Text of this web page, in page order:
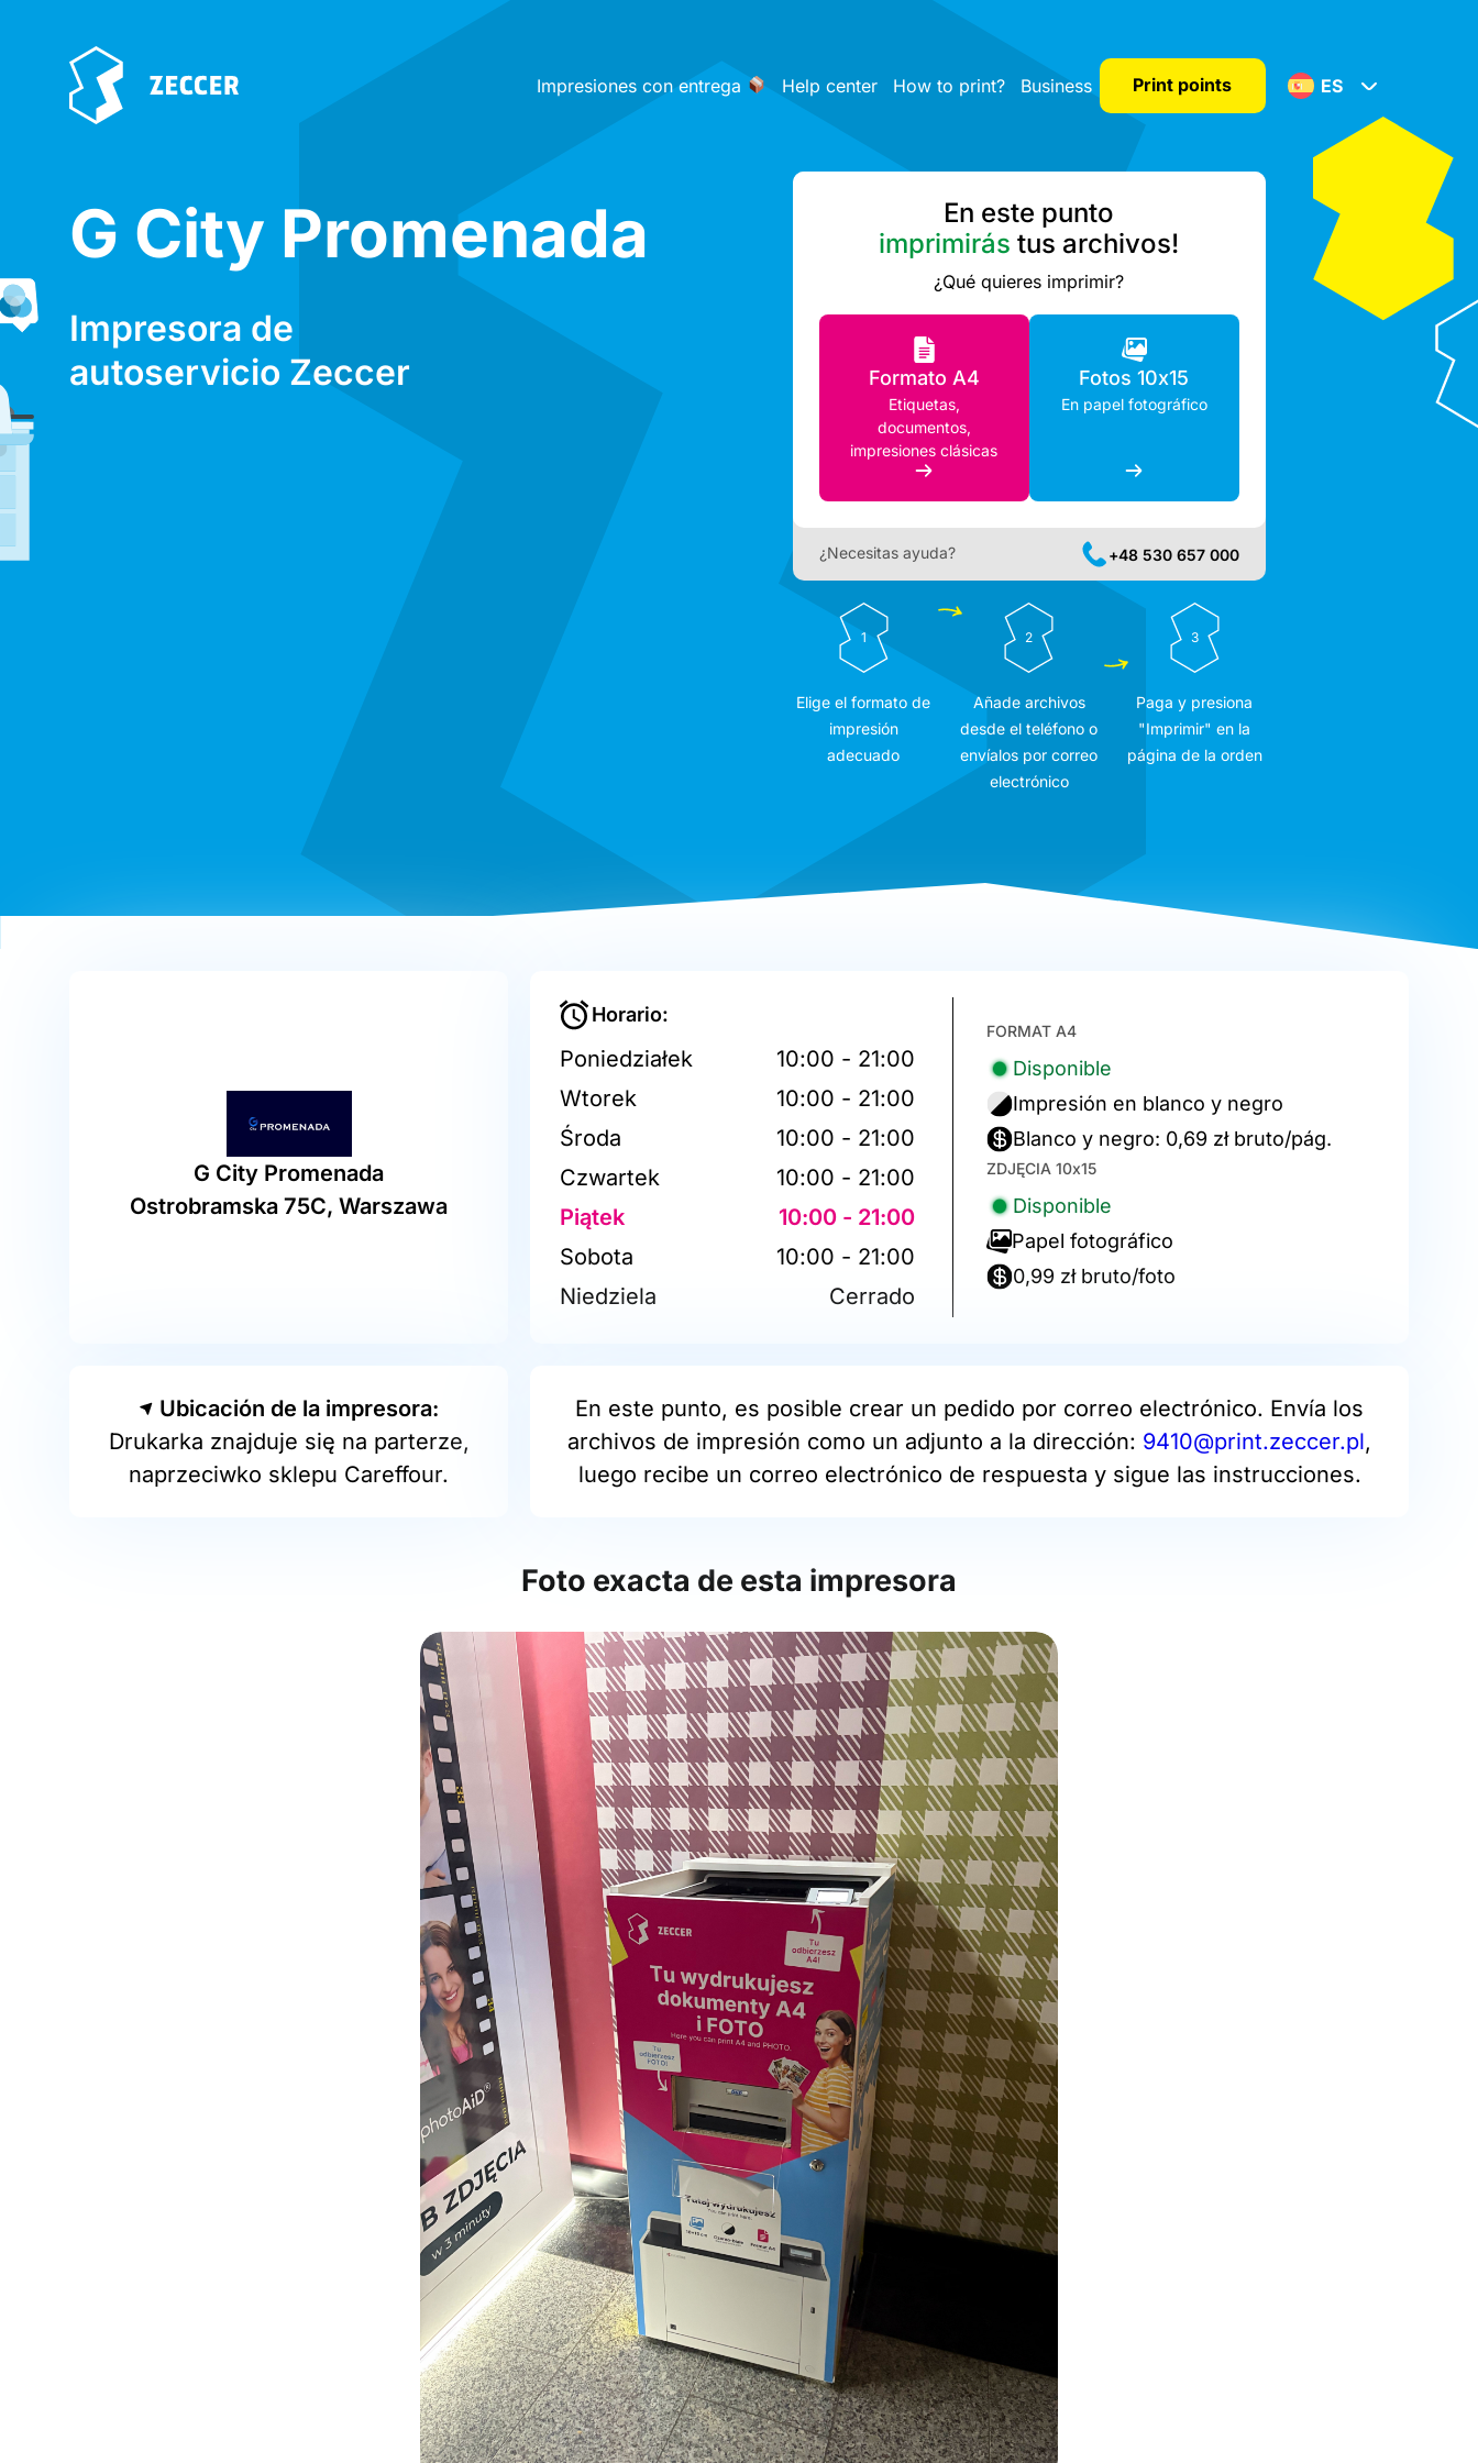
Impresiones con entrega Help center How to print? Business Print points ES
G City Promenada
Impresora de
autoservicio Zeccer
En este punto
imprimirás tus archivos!
¿Qué quieres imprimir?
Formato A4
Etiquetas,
documentos,
impresiones clásicas
Fotos 10x15
En papel fotográfico
¿Necesitas ayuda? +48 530 657 000
1
Elige el formato de
impresión
adecuado
2
Añade archivos
desde el teléfono o
envíalos por correo
electrónico
3
Paga y presiona
"Imprimir" en la
página de la orden
G City Promenada
Ostrobramska 75C, Warszawa
Horario:
Poniedziałek
10:00 - 21:00
Wtorek
10:00 - 21:00
Środa
10:00 - 21:00
Czwartek
10:00 - 21:00
Piątek
10:00 - 21:00
Sobota
10:00 - 21:00
Niedziela
Cerrado
FORMAT A4
Disponible
Impresión en blanco y negro
Blanco y negro: 0,69 zł bruto/pág.
ZDJĘCIA 10x15
Disponible
Papel fotográfico
0,99 zł bruto/foto
Ubicación de la impresora:
Drukarka znajduje się na parterze,
naprzeciwko sklepu Careffour.
En este punto, es posible crear un pedido por correo electrónico. Envía los
archivos de impresión como un adjunto a la dirección: 9410@print.zeccer.pl,
luego recibe un correo electrónico de respuesta y sigue las instrucciones.
Foto exacta de esta impresora